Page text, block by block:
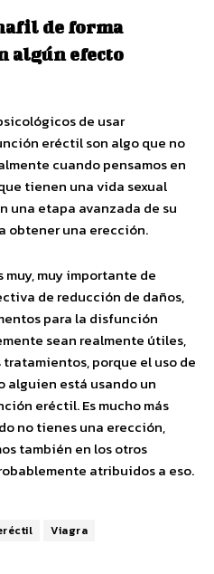
de forma
algún efecto
de usar
eréctil son algo que no
cuando pensamos en
tienen una vida sexual
una etapa avanzada de su
obtener una erección.
muy, muy importante de
de reducción de daños,
para la disfunción
sean realmente útiles,
tratamientos, porque el uso de
alguien está usando un
eréctil. Es mucho más
no tienes una erección,
también en los otros
atribuidos a eso.
Viagra